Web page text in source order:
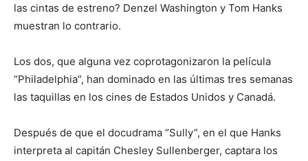
las cintas de estreno? Denzel Washington y Tom Hanks
muestran lo contrario.
Los dos, que alguna vez coprotagonizaron la película
“Philadelphia”, han dominado en las últimas tres semanas
las taquillas en los cines de Estados Unidos y Canadá.
Después de que el docudrama “Sully”, en el que Hanks
interpreta al capitán Chesley Sullenberger, captara los